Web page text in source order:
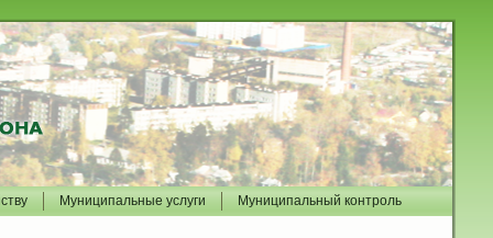
Муниципальные услуги Муниципальный контроль